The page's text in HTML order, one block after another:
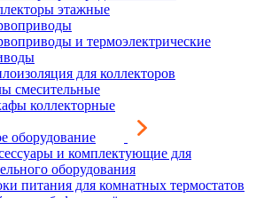
этажные
и термоэлектрические
для коллекторов
смесительные
коллекторные
оборудование
и комплектующие для
оборудования
питания для комнатных термостатов